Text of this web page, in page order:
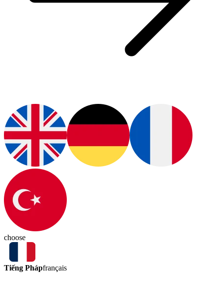
choose
Tiếng Phápfrançais